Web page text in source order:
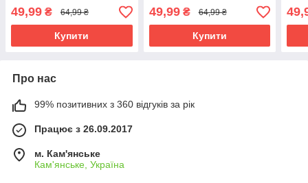
бергамот цитрусовий
червона рута (Monarda
citriodora)
49,99 ₴ 64,99 ₴
Купити
багаторічна дикий
бергамот
49,99₴ 64,99 ₴
Купити
Про нас
99% позитивних з 360 відгуків за рік
Працює з 26.09.2017
м. Кам'янське
Кам'янське, Україна